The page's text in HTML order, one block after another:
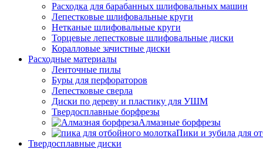
Расходка для барабанных шлифовальных машин
Лепестковые шлифовальные круги
Нетканые шлифовальные круги
Торцевые лепестковые шлифовальные диски
Коралловые зачистные диски
Расходные материалы
Ленточные пилы
Буры для перфораторов
Лепестковые сверла
Диски по дереву и пластику для УШМ
Твердосплавные борфрезы
Алмазные борфрезы
Пики и зубила для
Твердосплавные диски